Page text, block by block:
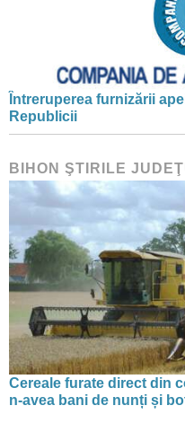
Întreruperea furnizării
Republicii
BIHON ŞTIRILE
Cereale furate direct din
n-avea bani de nunți și